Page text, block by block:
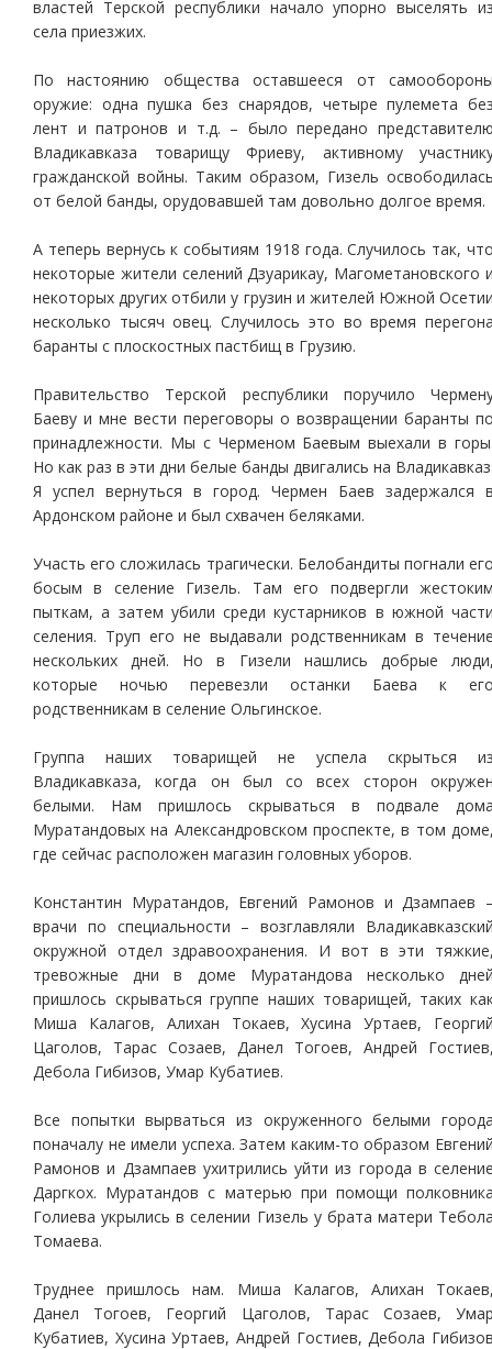
властей Терской республики начало упорно выселять
села приезжих.
По настоянию общества оставшееся от
оружие: одна пушка без снарядов, четыре пулемета
лент и патронов и т.д. – было передано
Владикавказа товарищу Фриеву, активному
гражданской войны. Таким образом, Гизель
от белой банды, орудовавшей там довольно долгое время.
А теперь вернусь к событиям 1918 года. Случилось так,
некоторые жители селений Дзуарикау, Магометановского
некоторых других отбили у грузин и жителей Южной
несколько тысяч овец. Случилось это во время
баранты с плоскостных пастбищ в Грузию.
Правительство Терской республики поручило
Баеву и мне вести переговоры о возвращении баранты
принадлежности. Мы с Черменом Баевым выехали в
Но как раз в эти дни белые банды двигались на
Я успел вернуться в город. Чермен Баев задержался
Ардонском районе и был схвачен беляками.
Участь его сложилась трагически. Белобандиты погнали
босым в селение Гизель. Там его подвергли
пыткам, а затем убили среди кустарников в южной
селения. Труп его не выдавали родственникам в
нескольких дней. Но в Гизели нашлись добрые
которые ночью перевезли останки Баева к
родственникам в селение Ольгинское.
Группа наших товарищей не успела скрыться
Владикавказа, когда он был со всех сторон
белыми. Нам пришлось скрываться в подвале
Муратандовых на Александровском проспекте, в том
где сейчас расположен магазин головных уборов.
Константин Муратандов, Евгений Рамонов и Дзампаев
врачи по специальности – возглавляли
окружной отдел здравоохранения. И вот в эти
тревожные дни в доме Муратандова несколько
пришлось скрываться группе наших товарищей, таких
Миша Калагов, Алихан Токаев, Хусина Уртаев,
Цаголов, Тарас Созаев, Данел Тогоев, Андрей
Дебола Гибизов, Умар Кубатиев.
Все попытки вырваться из окруженного белыми
поначалу не имели успеха. Затем каким-то образом
Рамонов и Дзампаев ухитрились уйти из города в
Даргкох. Муратандов с матерью при помощи
Голиева укрылись в селении Гизель у брата матери
Томаева.
Труднее пришлось нам. Миша Калагов, Алихан
Данел Тогоев, Георгий Цаголов, Тарас Созаев,
Кубатиев, Хусина Уртаев, Андрей Гостиев, Дебола